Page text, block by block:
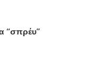
“σπρέυ”